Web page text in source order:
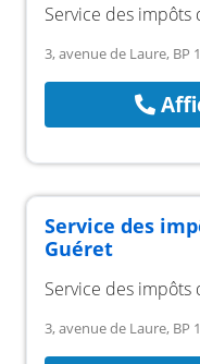
Service des impôts
3, avenue de Laure, BP
Service des
Guéret
Service des impôts
3, avenue de Laure, BP